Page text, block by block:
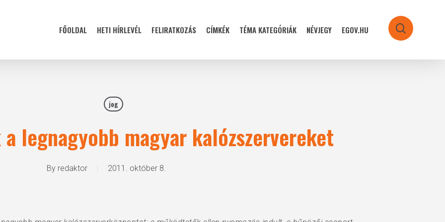
FŐOLDAL HETI HÍRLEVÉL FELIRATKOZÁS CÍMKÉK TÉMA KATEGÓRIÁK NÉVJEGY EGOV.HU search
jog
legnagyobb magyar kalózszervereket
By redaktor 2011. október 8.